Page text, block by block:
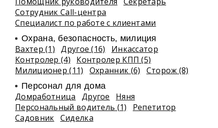
Сотрудник Call-центра
Специалист по работе с клиентами
Охрана, безопасность, милиция
Вахтер (1) Другое (16)
Инкассатор
Контролер (4)
Контролер КПП (5)
Милиционер (11)
Охранник (6) Сторож (8)
Персонал для дома
Домработница Другое
Няня
Персональный водитель (1)
Репетитор
Садовник Сиделка